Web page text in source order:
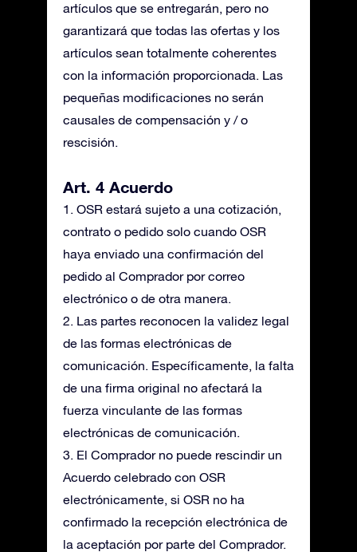
artículos que se entregarán, pero no
garantizará que todas las ofertas y los
artículos sean totalmente coherentes
con la información proporcionada. Las
pequeñas modificaciones no serán
causales de compensación y / o
rescisión.
Art. 4 Acuerdo
1. OSR estará sujeto a una cotización,
contrato o pedido solo cuando OSR
haya enviado una confirmación del
pedido al Comprador por correo
electrónico o de otra manera.
2. Las partes reconocen la validez legal
de las formas electrónicas de
comunicación. Específicamente, la falta
de una firma original no afectará la
fuerza vinculante de las formas
electrónicas de comunicación.
3. El Comprador no puede rescindir un
Acuerdo celebrado con OSR
electrónicamente, si OSR no ha
confirmado la recepción electrónica de
la aceptación por parte del Comprador.